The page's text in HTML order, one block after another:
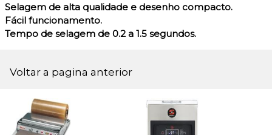
Selagem de alta qualidade e desenho compacto.
Fácil funcionamento.
Tempo de selagem de 0.2 a 1.5 segundos.
Voltar a pagina anterior